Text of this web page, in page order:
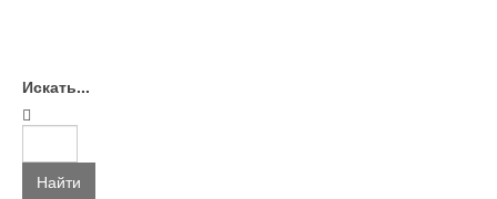
Искать...
Найти